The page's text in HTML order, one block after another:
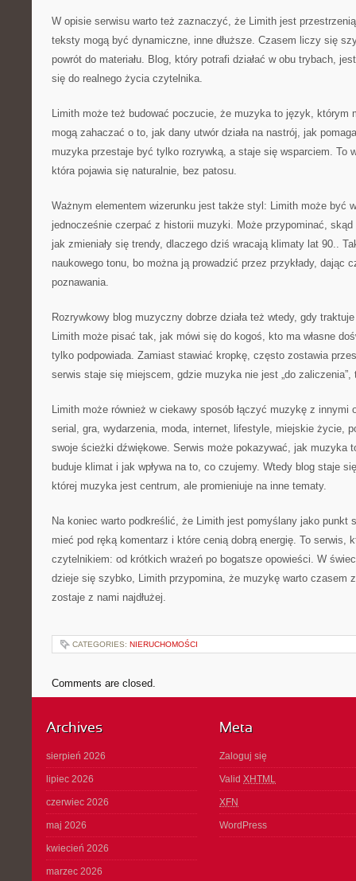
W opisie serwisu warto też zaznaczyć, że Limith jest
teksty mogą być dynamiczne, inne dłuższe. Czasem liczy się
powrót do materiału. Blog, który potrafi działać w obu trybach,
się do realnego życia czytelnika.
Limith może też budować poczucie, że muzyka to język, którym
mogą zahaczać o to, jak dany utwór działa na nastrój, jak
muzyka przestaje być tylko rozrywką, a staje się wsparciem. To
która pojawia się naturalnie, bez patosu.
Ważnym elementem wizerunku jest także styl: Limith może być
jednocześnie czerpać z historii muzyki. Może przypominać, skąd
jak zmieniały się trendy, dlaczego dziś wracają klimaty lat 90..
naukowego tonu, bo można ją prowadzić przez przykłady, dając
poznawania.
Rozrywkowy blog muzyczny dobrze działa też wtedy, gdy
Limith może pisać tak, jak mówi się do kogoś, kto ma własne
tylko podpowiada. Zamiast stawiać kropkę, często zostawia
serwis staje się miejscem, gdzie muzyka nie jest „do
Limith może również w ciekawy sposób łączyć muzykę z innymi
serial, gra, wydarzenia, moda, internet, lifestyle, miejskie życie,
swoje ścieżki dźwiękowe. Serwis może pokazywać, jak muzyka
buduje klimat i jak wpływa na to, co czujemy. Wtedy blog staje
której muzyka jest centrum, ale promieniuje na inne tematy.
Na koniec warto podkreślić, że Limith jest pomyślany jako punkt
mieć pod ręką komentarz i które cenią dobrą energię. To serwis,
czytelnikiem: od krótkich wrażeń po bogatsze opowieści. W
dzieje się szybko, Limith przypomina, że muzykę warto czasem
zostaje z nami najdłużej.
CATEGORIES: NIERUCHOMOŚCI
Comments are closed.
Archives
sierpień 2026
lipiec 2026
czerwiec 2026
maj 2026
kwiecień 2026
marzec 2026
Meta
Zaloguj się
Valid XHTML
XFN
WordPress